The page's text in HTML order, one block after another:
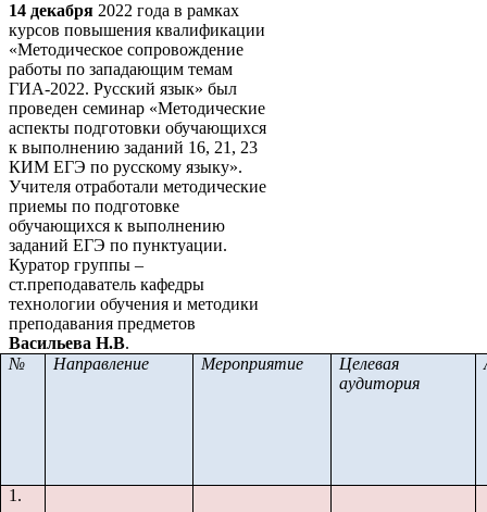
14 декабря 2022 года в рамках
курсов повышения квалификации
«Методическое сопровождение
работы по западающим темам
ГИА-2022. Русский язык» был
проведен семинар «Методические
аспекты подготовки обучающихся
к выполнению заданий 16, 21, 23
КИМ ЕГЭ по русскому языку».
Учителя отработали методические
приемы по подготовке
обучающихся к выполнению
заданий ЕГЭ по пунктуации.
Куратор группы –
ст.преподаватель кафедры
технологии обучения и методики
преподавания предметов
Васильева Н.В.
№
Направление Мероприятие
Целевая
аудитория
1.